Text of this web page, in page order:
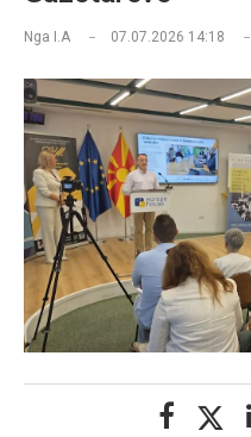
Nga I.A 07.07.2026 14:18